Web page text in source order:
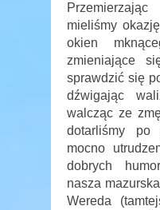
mieliśmy
okien
zmieniające
sprawdzić się
dźwigając
walcząc ze
dotarliśmy po
mocno
dobrych
nasza
Wereda